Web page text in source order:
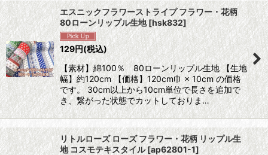
エスニックフラワーストライプ フラワー・花柄
80ローンリップル生地 [hsk832]
129円(税込)
【素材】綿100％ 80ローンリップル生地 【生地
幅】約120cm 【価格】120cm巾 × 10cm の価格
です。 30cm以上から10cm単位で長さを追加で
き、繋がった状態でカットしておりま…
リトルローズ ローズ フラワー・花柄 リップル生
地 コスモテキスタイル[ap62801-1]